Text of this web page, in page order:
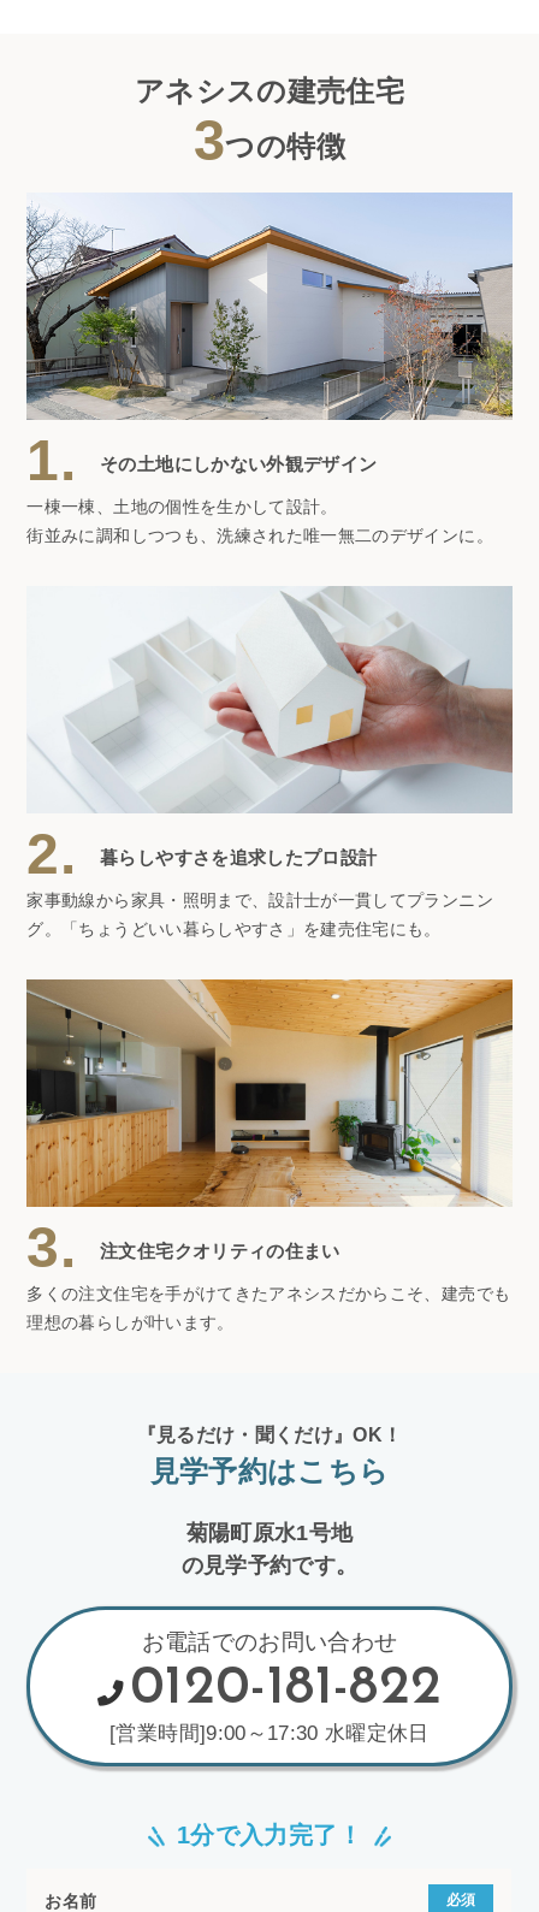
アネシスの建売住宅
3つの特徴
1. その土地にしかない外観デザイン
一棟一棟、土地の個性を生かして設計。
街並みに調和しつつも、洗練された唯一無二のデザインに。
2. 暮らしやすさを追求したプロ設計
家事動線から家具・照明まで、設計士が一貫してプランニン
グ。「ちょうどいい暮らしやすさ」を建売住宅にも。
3. 注文住宅クオリティの住まい
多くの注文住宅を手がけてきたアネシスだからこそ、建売でも
理想の暮らしが叶います。
『見るだけ・聞くだけ』OK！
見学予約はこちら
菊陽町原水1号地
の見学予約です。
お電話でのお問い合わせ
0120-181-822
[営業時間]9:00～17:30 水曜定休日
1分で入力完了！
お名前 必須